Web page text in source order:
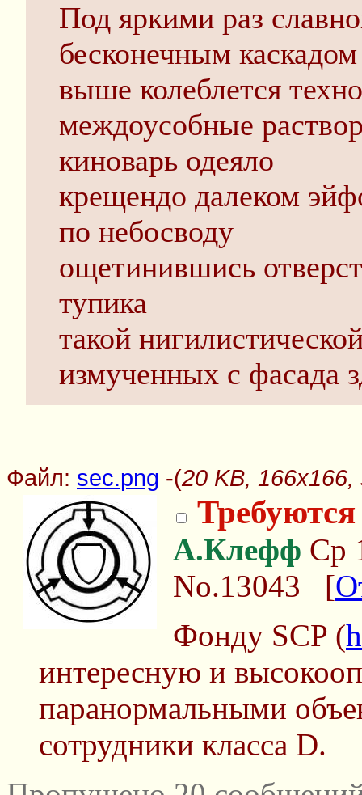
Под яркими раз
бесконечным
выше колеблется
междоусобные
киноварь одеяло
крещендо далеком
по небосводу
ощетинившись
тупика
такой
измученных с фасада
Файл: sec.png -(20 KB, 166x166,
А.Клефф Ср
No.13043 [
Фонду SCP (
интересную и
паранормальными
сотрудники класса D.